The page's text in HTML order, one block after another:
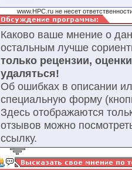
www.HPC.ru не несет
Каково ваше мнение о
остальным лучше
только рецензии,
удаляться!
Об ошибках в описании
специальную форму
Здесь отображаются
отзывов можно
ссылку.